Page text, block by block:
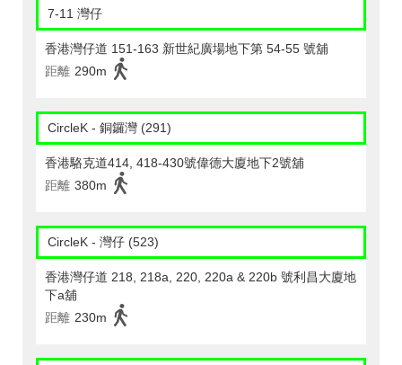
7-11 灣仔
香港灣仔道 151-163 新世紀廣場地下第 54-55 號舖
距離 290m
CircleK - 銅鑼灣 (291)
香港駱克道414, 418-430號偉德大廈地下2號舖
距離 380m
CircleK - 灣仔 (523)
香港灣仔道 218, 218a, 220, 220a & 220b 號利昌大廈地
下a舖
距離 230m